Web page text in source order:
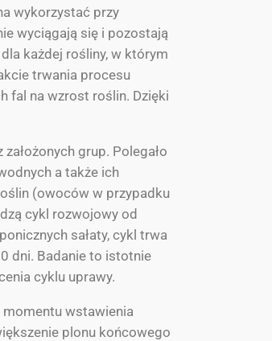
wykorzystać przy
wyciągają się i pozostają
każdej rośliny, w którym
trwania procesu
fal na wzrost roślin. Dzięki
grup. Polegało
a także ich
(owoców w przypadku
cykl rozwojowy od
sałaty, cykl trwa
dni. Badanie to istotnie
cyklu uprawy.
wstawienia
plonu końcowego